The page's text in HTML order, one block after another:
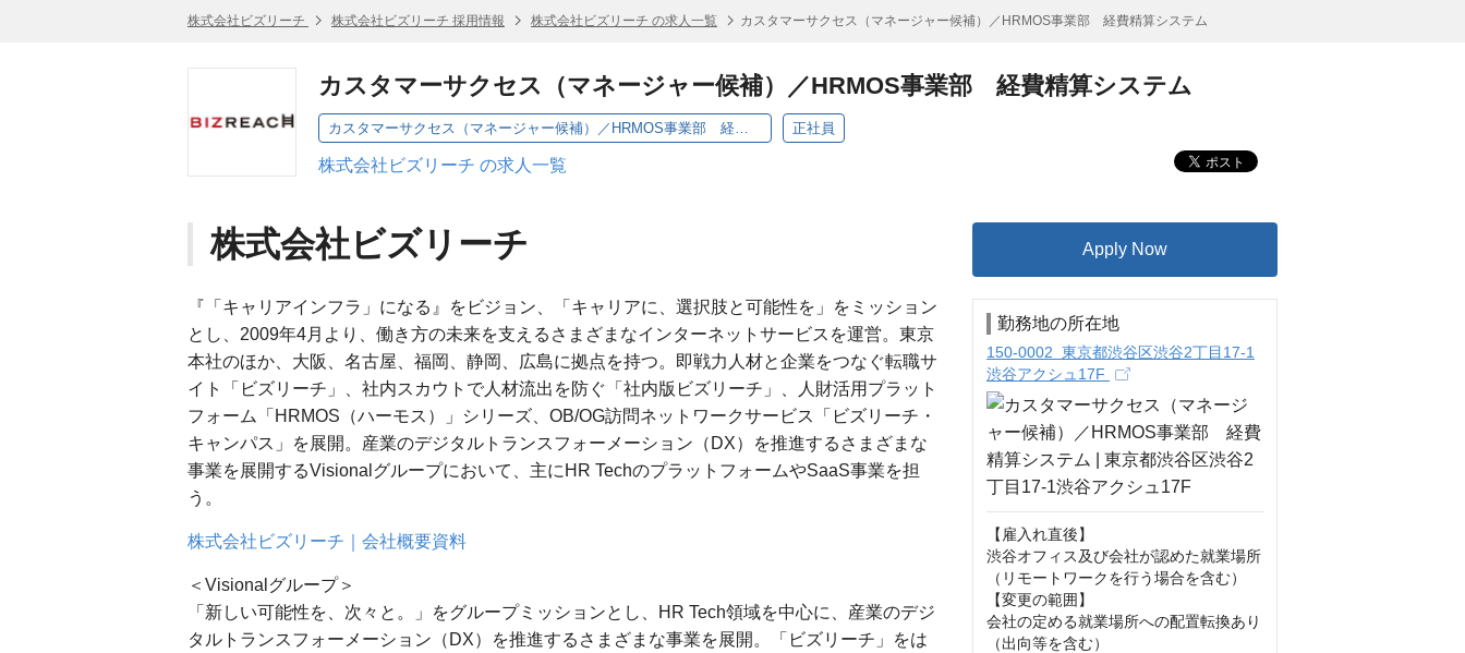
株式会社ビズリーチ 株式会社ビズリーチ 採用情報 株式会社ビズリーチ の求人一覧 カスタマーサクセス（マネージャー候補）／HRMOS事業部 経費精算システム
カスタマーサクセス（マネージャー候補）／HRMOS事業部 経費精算システム
カスタマーサクセス（マネージャー候補）／HRMOS事業部 経費精算システム 正社員
株式会社ビズリーチ の求人一覧
株式会社ビズリーチ
『「キャリアインフラ」になる』をビジョン、「キャリアに、選択肢と可能性を」をミッション
とし、2009年4月より、働き方の未来を支えるさまざまなインターネットサービスを運営。東京
本社のほか、大阪、名古屋、福岡、静岡、広島に拠点を持つ。即戦力人材と企業をつなぐ転職サ
イト「ビズリーチ」、社内スカウトで人材流出を防ぐ「社内版ビズリーチ」、人財活用プラット
フォーム「HRMOS（ハーモス）」シリーズ、OB/OG訪問ネットワークサービス「ビズリーチ・
キャンパス」を展開。産業のデジタルトランスフォーメーション（DX）を推進するさまざまな
事業を展開するVisionalグループにおいて、主にHR TechのプラットフォームやSaaS事業を担
う。
株式会社ビズリーチ｜会社概要資料
＜Visionalグループ＞
「新しい可能性を、次々と。」をグループミッションとし、HR Tech領域を中心に、産業のデジ
タルトランスフォーメーション（DX）を推進するさまざまな事業を展開。「ビズリーチ」をは
Apply Now
勤務地の所在地
150-0002 東京都渋谷区渋谷2丁目17-1
渋谷アクシュ17F
【雇入れ直後】
渋谷オフィス及び会社が認めた就業場所
（リモートワークを行う場合を含む）
【変更の範囲】
会社の定める就業場所への配置転換あり
（出向等を含む）